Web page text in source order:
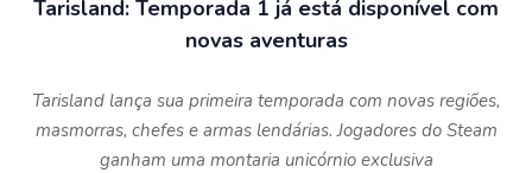
Tarisland: Temporada 1 já está disponível com
novas aventuras
Tarisland lança sua primeira temporada com novas regiões,
masmorras, chefes e armas lendárias. Jogadores do Steam
ganham uma montaria unicórnio exclusiva